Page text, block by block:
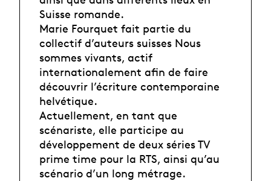
Suisse romande.
Marie Fourquet fait partie du
collectif d’auteurs suisses Nous
sommes vivants, actif
internationalement afin de faire
découvrir l’écriture contemporaine
helvétique.
Actuellement, en tant que
scénariste, elle participe au
développement de deux séries TV
prime time pour la RTS, ainsi qu’au
scénario d’un long métrage.